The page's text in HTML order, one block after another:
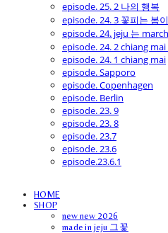
episode. 25. 2 나의 행복
episode. 24. 3 꽃피는 봄
episode. 24. jeju 는
episode. 24. 2 chiang mai
episode. 24. 1 chiang mai
episode. Sapporo
episode. Copenhagen
episode. Berlin
episode. 23. 9
episode. 23. 8
episode. 23.7
episode. 23.6
episode.23.6.1
HOME
SHOP
new new 2026
made in jeju 그꽃